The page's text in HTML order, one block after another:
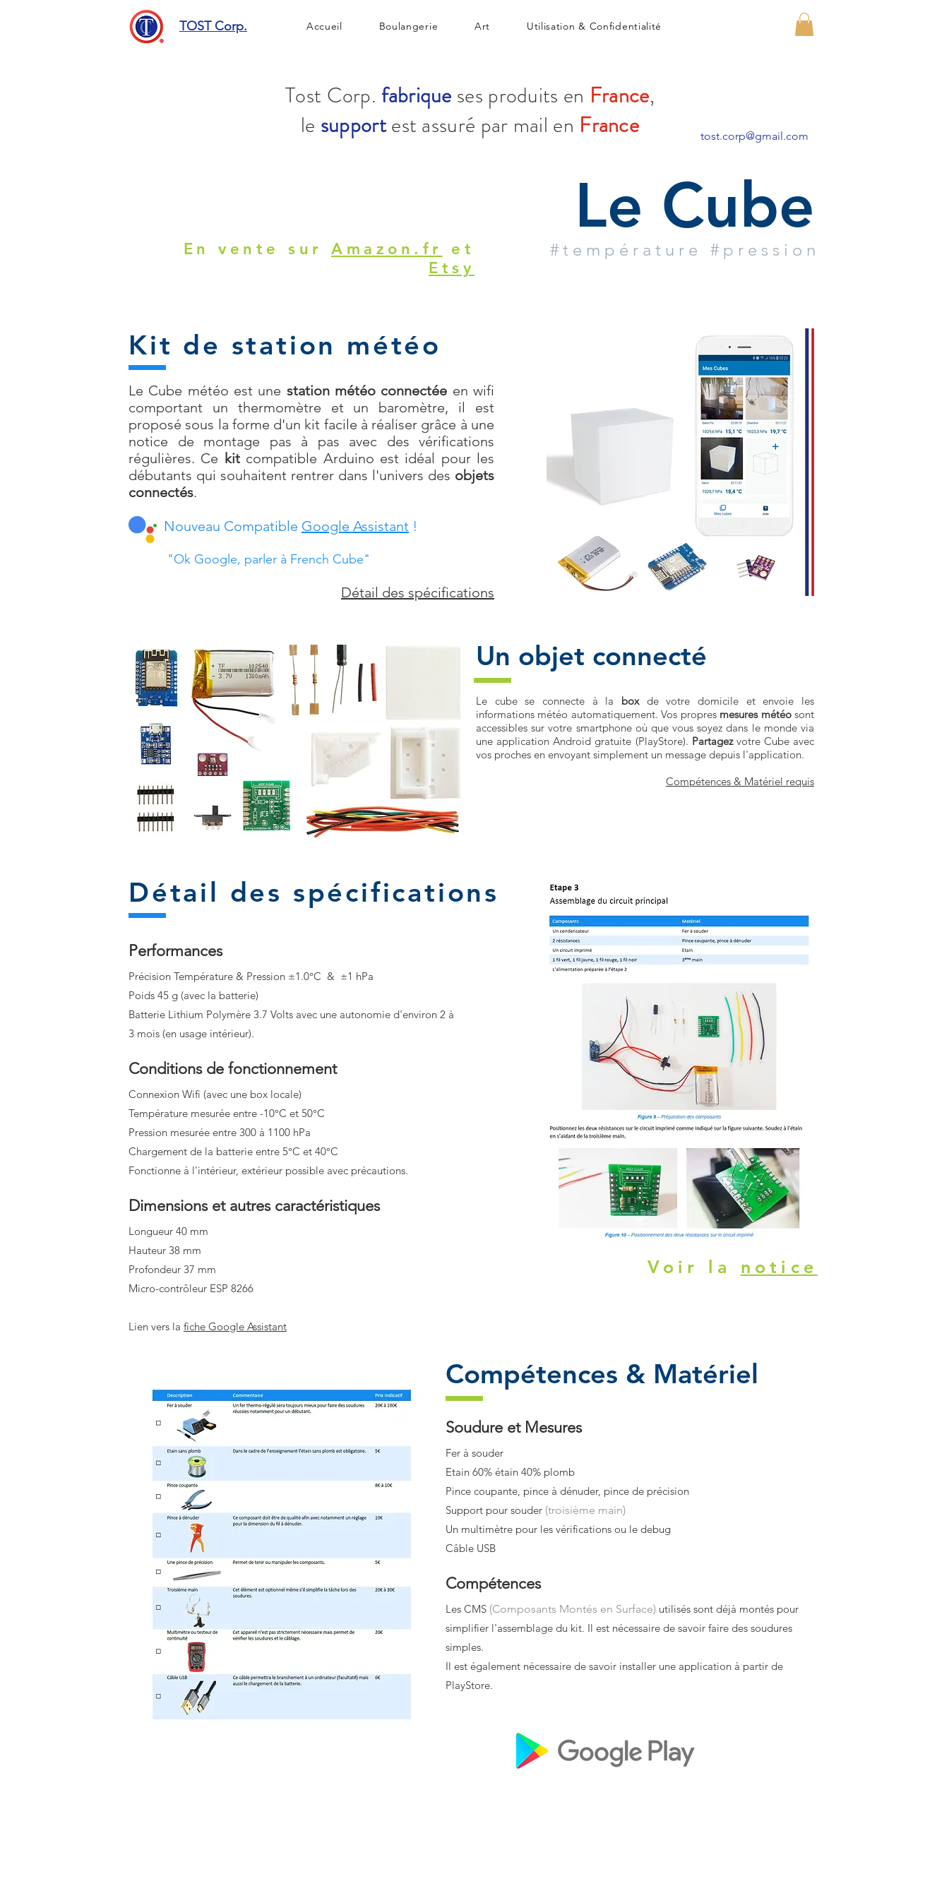
TOST Corp. Accueil Boulangerie Art Utilisation & Confidentialité
Tost Corp. fabrique ses produits en France,
le supportest assuré par mail en France tost.corp@gmail.com
Le Cube
#température #pression
En vente sur Amazon.fr
et
Etsy
Kit de station météo
Le Cube météo est une station météo connectée en wifi
comportant un thermomètre et un baromètre, il est
proposé sous la forme d'un kit facile à réaliser grâce à une
notice de montage pas à pas avec des vérifications
régulières. Ce kit compatible Arduino est idéal pour les
débutants qui souhaitent rentrer dans l'univers des objets
connectés.
Nouveau Compatible Google Assistant !
"Ok Google, parler à French Cube"
Détail des spécifications
Un objet connecté
Le cube se connecte à la boxde votre domicile et envoie les
informations météo automatiquement. Vos propres mesures météosont
accessibles sur votre smartphone où que vous soyez dans le monde via
une application Android gratuite (PlayStore). Partagez votre Cube avec
vos proches en envoyant simplement un message depuis l'application.
Compétences & Matériel requis
Détail des spécifications
Performances
Précision Température & Pression ±1.0°C & ±1 hPa
Poids 45 g (avec la batterie)
Batterie Lithium Polymère 3.7 Volts avec une autonomie d'environ 2 à
3 mois (en usage intérieur).
Conditions de fonctionnement
Connexion Wifi (avec une box locale)
Température mesurée entre -10°C et 50°C
Pression mesurée entre 300 à 1100 hPa
Chargement de la batterie entre 5°C et 40°C
Fonctionne à l'intérieur, extérieur possible avec précautions.
Dimensions et autres caractéristiques
Longueur 40 mm
Hauteur 38 mm
Profondeur 37 mm
Micro-contrôleur ESP 8266
Lien vers la fiche Google Assistant
Voir la notice
Compétences & Matériel
Soudure et Mesures
Fer à souder
Etain 60% étain 40% plomb
Pince coupante, pince à dénuder, pince de précision
Support pour souder (troisième main)
Un multimètre pour les vérifications ou le debug
Câble USB
Compétences
Les CMS (Composants Montés en Surface) utilisés sont déjà montés pour
simplifier l'assemblage du kit. Il est nécessaire de savoir faire des soudures
simples.
Il est également nécessaire de savoir installer une application à partir de
PlayStore.